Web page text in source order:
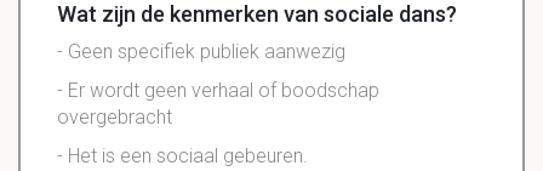
Wat zijn de kenmerken van sociale dans?
- Geen specifiek publiek aanwezig
- Er wordt geen verhaal of boodschap
overgebracht
- Het is een sociaal gebeuren.